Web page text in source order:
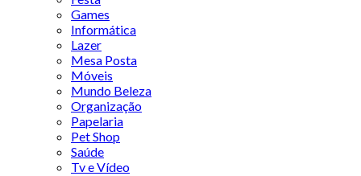
Games
Informática
Lazer
Mesa Posta
Móveis
Mundo Beleza
Organização
Papelaria
Pet Shop
Saúde
Tv e Vídeo